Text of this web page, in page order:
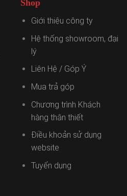
Shop
Giới thiệu công ty
Hệ thống showroom, đại
lý
Liên Hệ / Góp Ý
Mua trả góp
Chương trình Khách
hàng thân thiết
Điều khoản sử dụng
website
Tuyển dụng